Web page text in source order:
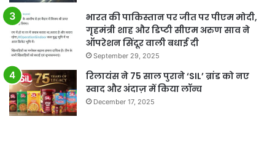
भारत की पाकिस्तान पर जीत पर पीएम मोदी,
गृहमंत्री शाह और डिप्टी सीएम अरुण साव ने
ऑपरेशन सिंदूर वाली बधाई दी
September 29, 2025
रिलायंस ने 75 साल पुराने ‘SIL’ ब्रांड को नए
स्वाद और अंदाज़ में किया लॉन्च
December 17, 2025